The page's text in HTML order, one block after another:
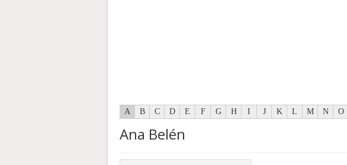
A B C D E F G H I J K L M N O
Ana Belén